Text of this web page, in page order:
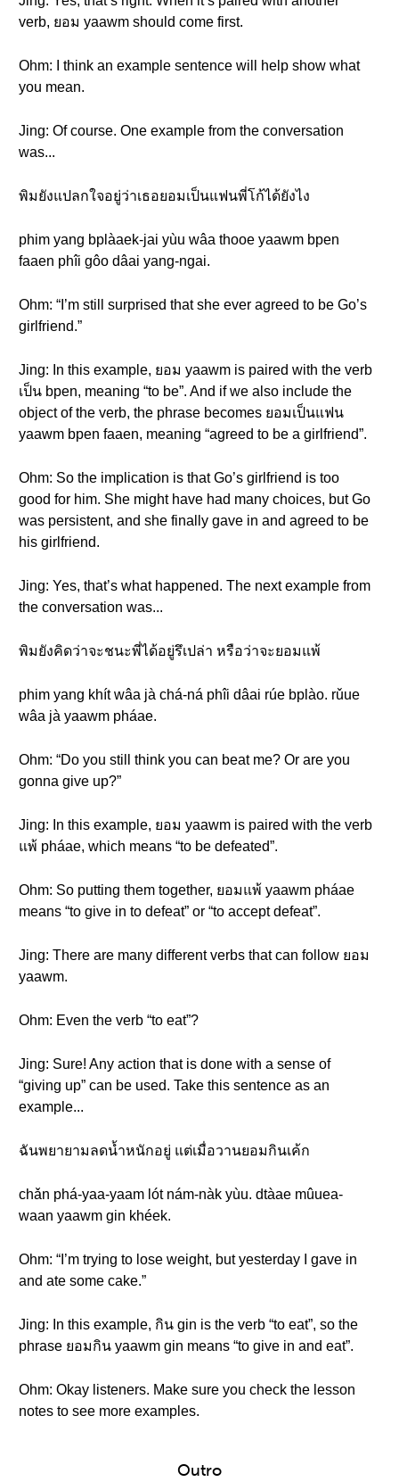
verb, ยอม yaawm should come first.
Ohm: I think an example sentence will help show what
you mean.
Jing: Of course. One example from the conversation
was...
พิมยังแปลกใจอยู่ว่าเธอยอมเป็นแฟนพี่โก้ได้ยังไง
phim yang bplàaek-jai yùu wâa thooe yaawm bpen
faaen phîi gôo dâai yang-ngai.
Ohm: “I’m still surprised that she ever agreed to be Go’s
girlfriend.”
Jing: In this example, ยอม yaawm is paired with the verb
เป็น bpen, meaning “to be”. And if we also include the
object of the verb, the phrase becomes ยอมเป็นแฟน
yaawm bpen faaen, meaning “agreed to be a girlfriend”.
Ohm: So the implication is that Go’s girlfriend is too
good for him. She might have had many choices, but Go
was persistent, and she finally gave in and agreed to be
his girlfriend.
Jing: Yes, that’s what happened. The next example from
the conversation was...
พิมยังคิดว่าจะชนะพี่ได้อยู่รึเปล่า หรือว่าจะยอมแพ้
phim yang khít wâa jà chá-ná phîi dâai rúe bplào. rǔue
wâa jà yaawm pháae.
Ohm: “Do you still think you can beat me? Or are you
gonna give up?”
Jing: In this example, ยอม yaawm is paired with the verb
แพ้ pháae, which means “to be defeated”.
Ohm: So putting them together, ยอมแพ้ yaawm pháae
means “to give in to defeat” or “to accept defeat”.
Jing: There are many different verbs that can follow ยอม
yaawm.
Ohm: Even the verb “to eat”?
Jing: Sure! Any action that is done with a sense of
“giving up” can be used. Take this sentence as an
example...
ฉันพยายามลดน้ำหนักอยู่ แต่เมื่อวานยอมกินเค้ก
chǎn phá-yaa-yaam lót nám-nàk yùu. dtàae mûuea-
waan yaawm gin khéek.
Ohm: “I’m trying to lose weight, but yesterday I gave in
and ate some cake.”
Jing: In this example, กิน gin is the verb “to eat”, so the
phrase ยอมกิน yaawm gin means “to give in and eat”.
Ohm: Okay listeners. Make sure you check the lesson
notes to see more examples.
Outro